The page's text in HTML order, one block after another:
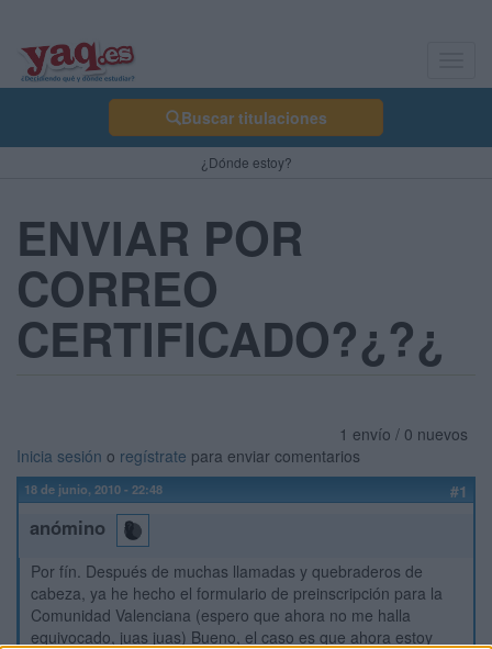
Buscar titulaciones
¿Dónde estoy?
ENVIAR POR
CORREO
CERTIFICADO?¿?¿
1 envío / 0 nuevos
Inicia sesión o regístrate para enviar comentarios
18 de junio, 2010 - 22:48 #1
anómino
Por fín. Después de muchas llamadas y quebraderos de
cabeza, ya he hecho el formulario de preinscripción para la
Comunidad Valenciana (espero que ahora no me halla
equivocado, juas juas) Bueno, el caso es que ahora estoy